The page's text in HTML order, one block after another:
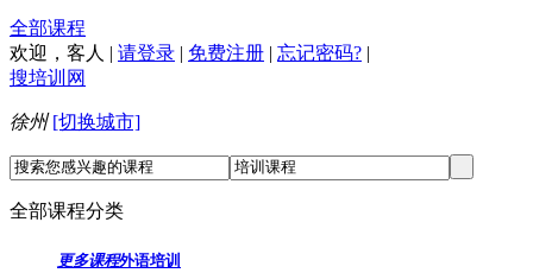
全部课程
欢迎， 客人 | 请登录 | 免费注册 | 忘记密码? |
搜培训网
徐州 [切换城市]
全部课程分类
更多课程外语培训